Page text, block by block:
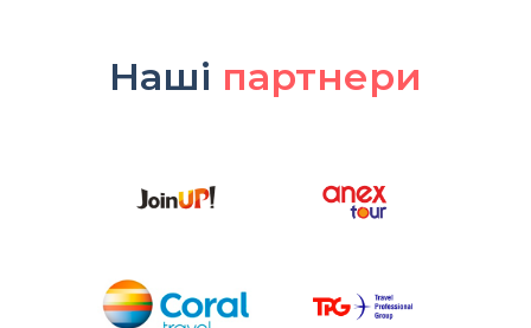
Наші партнери